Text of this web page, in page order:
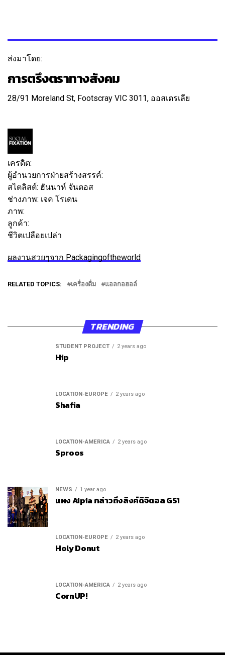
ส่งมาโดย:
การตรึงตราทางสังคม
28/91 Moreland St, Footscray VIC 3011, ออสเตรเลีย
เครดิต:
ผู้อำนวยการฝ่ายสร้างสรรค์:
สไตลิสต์: ฮันนาห์ จันตอส
ช่างภาพ: เจค โรเดน
ภาพ:
ลูกค้า:
ชีวิตเปลือยเปล่า
ผลงานสวยๆจาก Packagingoftheworld
RELATED TOPICS: เครื่องดื่ม แอลกอฮอล์
TRENDING
STUDENT PROJECT 2 years ago
Hip
LOCATION-EUROPE 2 years ago
Shafia
LOCATION-AMERICA 2 years ago
Sproos
NEWS 1 year ago
แผง Aipia กล่าวถึงลิงค์ดิจิตอล GS1
LOCATION-EUROPE 2 years ago
Holy Donut
LOCATION-AMERICA 2 years ago
CornUP!